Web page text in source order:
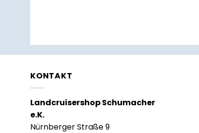
KONTAKT
Landcruisershop Schumacher
e.K.
Nürnberger Straße 9